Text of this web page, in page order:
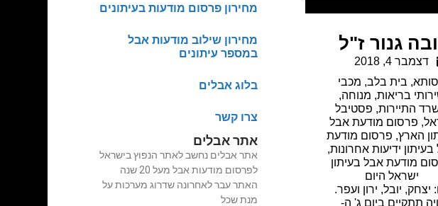
גנור ז"ל
דצמבר 4, 2018
, בית בלב, מכבי
בריאות, מנוחה,
התיירות, פסטיבל
, פרסום מודעת אבל
הארץ, פרסום מודעת
ידיעות אחרונות,
מודעת אבל בעיתון
ישראל היום
יצחק, יובל, ירון ועפר.
תתקיים ביום ג' ה-
מחירון פרסום מודעות בעיתונים
מחירון שילוב מודעות אבל
במספר עיתונים
בלוג אבלים
צרו קשר
אתר אבלים
אתר אבלים נחשב לאתר הנפוץ בישראל
לפרסום מודעות אבל מעל 20 שנה
האתר עבר לאחרונה שדרוג מערכות על
מנת שכל